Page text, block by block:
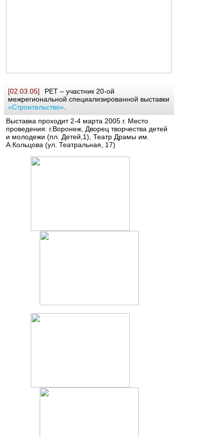
[02.03.05]
РЕТ – участник 20-ой
межрегиональной специализированной выставки
«Строительство»
Выставка проходит 2-4 марта 2005 г. Место
проведения: г.Воронеж, Дворец творчества детей
и молодежи (пл. Детей,1), Театр Драмы им.
А.Кольцова (ул. Театральная, 17)